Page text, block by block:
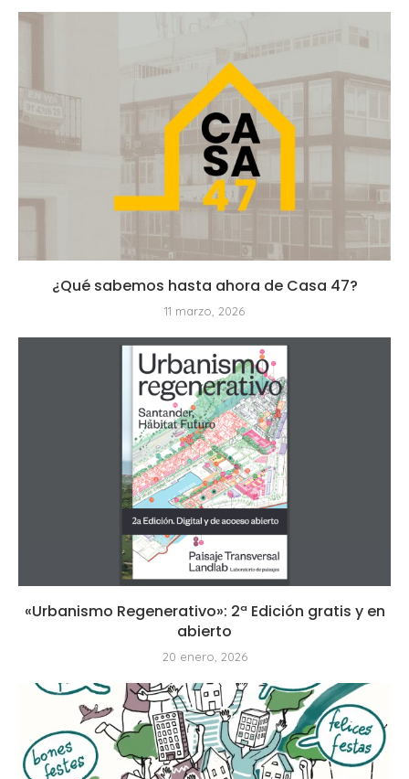
¿Qué sabemos hasta ahora de Casa 47?
11 marzo, 2026
«Urbanismo Regenerativo»: 2ª Edición gratis y en
abierto
20 enero, 2026